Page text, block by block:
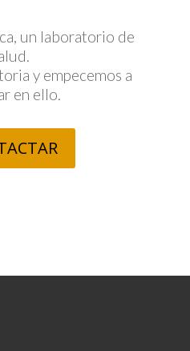
un laboratorio de
y empecemos a
en ello.